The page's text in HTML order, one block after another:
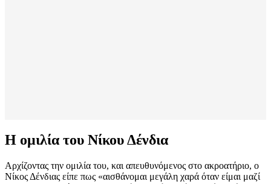
Η ομιλία του Νίκου Δένδια
Αρχίζοντας την ομιλία του, και απευθυνόμενος στο ακροατήριο, ο
Νίκος Δένδιας είπε πως «αισθάνομαι μεγάλη χαρά όταν είμαι μαζί